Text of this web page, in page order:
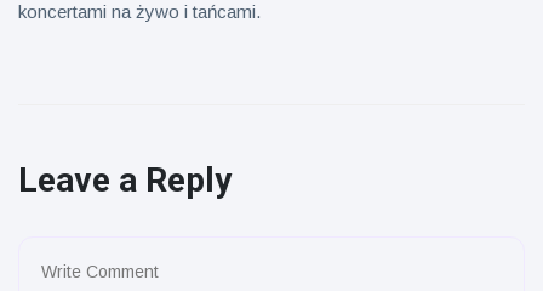
koncertami na żywo i tańcami.
Leave a Reply